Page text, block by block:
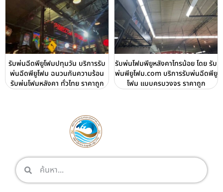
รับพ่นฉีดพียูโฟมปทุมวัน บริการรับ
พ่นฉีดพียูโฟม ฉนวนกันความร้อน
รับพ่นโฟมหลังคา ทั่วไทย ราคาถูก
รับพ่นโฟมพียูหลังคาไทรน้อย โดย รับ
พ่นพียูโฟม.com บริการรับพ่นฉีดพียู
โฟม แบบครบวงจร ราคาถูก